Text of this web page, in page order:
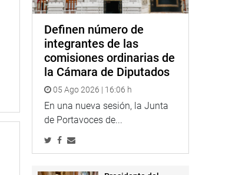
Definen número de
integrantes de las
comisiones ordinarias de
la Cámara de Diputados
05 Ago 2026 | 16:06 h
En una nueva sesión, la Junta
de Portavoces de...